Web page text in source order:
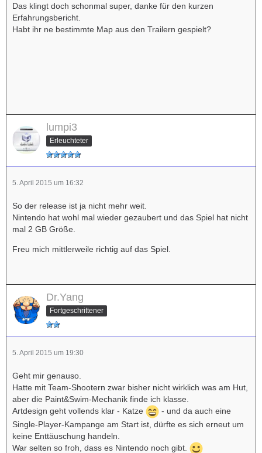
Das klingt doch schonmal super, danke für den kurzen
Erfahrungsbericht.
Habt ihr ne bestimmte Map aus den Trailern gespielt?
lumpi3
Erleuchteter
5. April 2015 um 16:32
So der release ist ja nicht mehr weit.
Nintendo hat wohl mal wieder gezaubert und das Spiel hat nicht
mal 2 GB Größe.
Freu mich mittlerweile richtig auf das Spiel.
Dr.Yang
Fortgeschrittener
5. April 2015 um 19:30
Geht mir genauso.
Hatte mit Team-Shootern zwar bisher nicht wirklich was am Hut,
aber die Paint&Swim-Mechanik finde ich klasse.
Artdesign geht vollends klar - Katze
- und da auch eine
Single-Player-Kampange am Start ist, dürfte es sich erneut um
keine Enttäuschung handeln.
War selten so froh, dass es Nintendo noch gibt.